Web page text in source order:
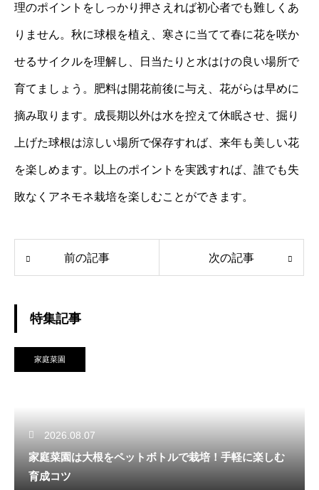
理のポイントをしっかり押さえれば初心者でも難しくあ
りません。秋に球根を植え、寒さに当てて春に花を咲か
せるサイクルを理解し、日当たりと水はけの良い場所で
育てましょう。肥料は開花前後に与え、花がらは早めに
摘み取ります。成長期以外は水を控えて休眠させ、掘り
上げた球根は涼しい場所で保存すれば、来年も美しい花
を楽しめます。以上のポイントを実践すれば、誰でも失
敗なくアネモネ栽培を楽しむことができます。
前の記事 次の記事
特集記事
家庭菜園
2026.08.07
家庭菜園は大根をペットボトルで栽培！手軽に楽しむ
育成コツ